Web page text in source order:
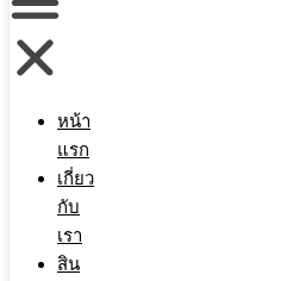
หน้า
แรก
เกี่ยว
กับ
เรา
สิน